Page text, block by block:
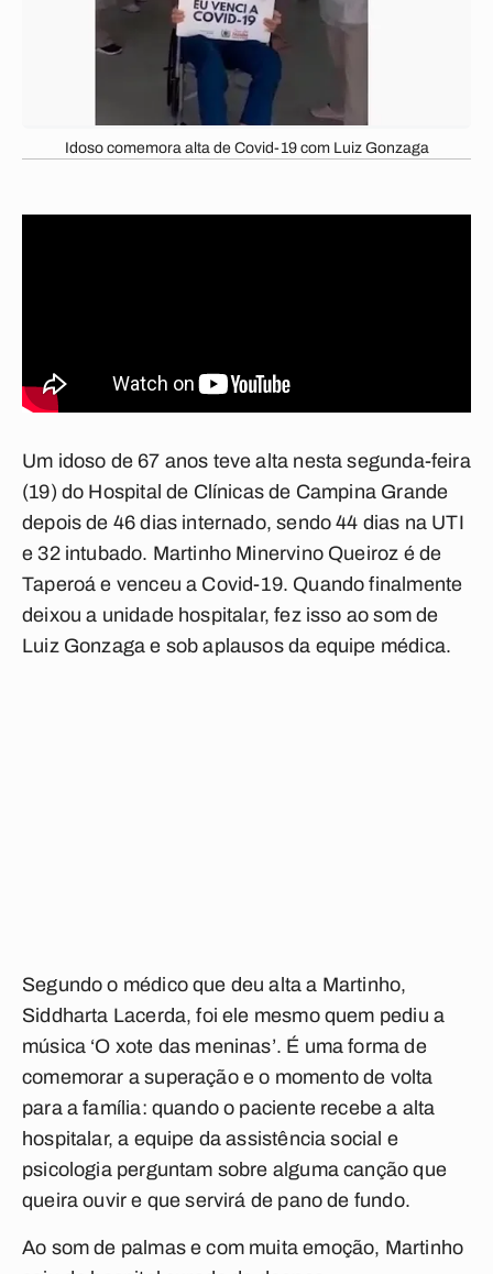
Idoso comemora alta de Covid-19 com Luiz Gonzaga
Um idoso de 67 anos teve alta nesta segunda-feira
(19) do Hospital de Clínicas de Campina Grande
depois de 46 dias internado, sendo 44 dias na UTI
e 32 intubado. Martinho Minervino Queiroz é de
Taperoá e venceu a Covid-19. Quando finalmente
deixou a unidade hospitalar, fez isso ao som de
Luiz Gonzaga e sob aplausos da equipe médica.
Segundo o médico que deu alta a Martinho,
Siddharta Lacerda, foi ele mesmo quem pediu a
música ‘O xote das meninas’. É uma forma de
comemorar a superação e o momento de volta
para a família: quando o paciente recebe a alta
hospitalar, a equipe da assistência social e
psicologia perguntam sobre alguma canção que
queira ouvir e que servirá de pano de fundo.
Ao som de palmas e com muita emoção, Martinho